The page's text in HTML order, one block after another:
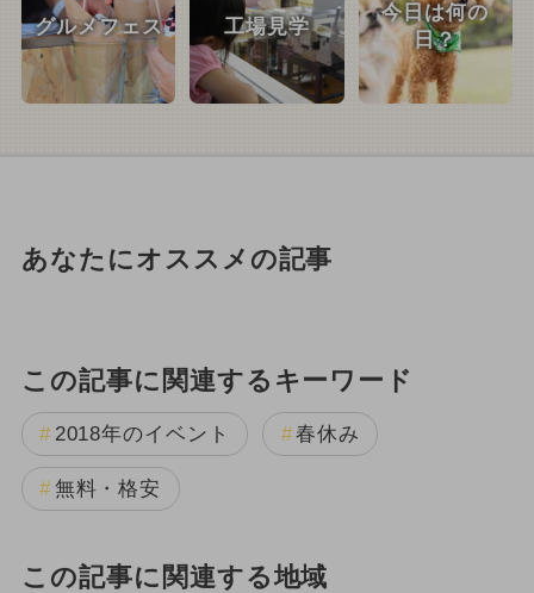
グルメフェス 工場見学
今日は何の
日？
あなたにオススメの記事
この記事に関連するキーワード
2018年のイベント 春休み
無料・格安
この記事に関連する地域